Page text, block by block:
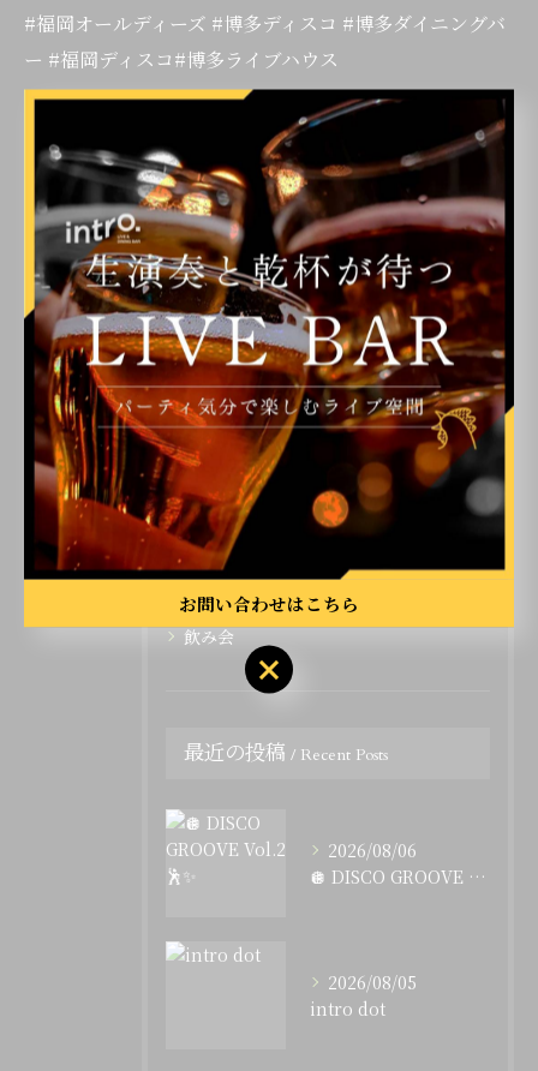
#福岡オールディーズ #博多ディスコ #博多ダイニングバ
ー #福岡ディスコ#博多ライブハウス
< 前のページ 一覧に戻る 次のページ >
カテゴリー Categories
全てのカテゴリー
ライブ
二次会
イベント
カラオケ
飲み会
最近の投稿 Recent Posts
2026/08/06
🪩 DISCO GROOVE Vol.2 🕺✨
2026/08/05
intro dot
お問い合わせはこちら